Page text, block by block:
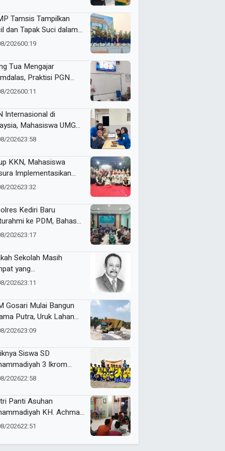
Tamsis Tampilkan
dan Tapak Suci dalam
One Event di
202600:19
Tua Mengajar
Praktisi PGN
Kenalkan Dunia
202600:11
Internasional di
Mahasiswa UMG
Website
202623:58
KKN, Mahasiswa
Implementasikan
Bin untuk Sampah
202623:32
Kediri Baru
ke PDM, Bahas
Jaga Kamtibmas
202623:17
Sekolah Masih
yang
202623:11
Gosari Mulai Bangun
Putra, Uruk Lahan
81 Dump Truck
202623:09
Siswa SD
3 Ikrom
Membatik dengan
202622:58
Panti Asuhan
KH. Achmad
Latih Kepemimpinan
202622:51